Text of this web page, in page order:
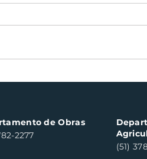
Clara do Sul
de Obras
2277
(51)